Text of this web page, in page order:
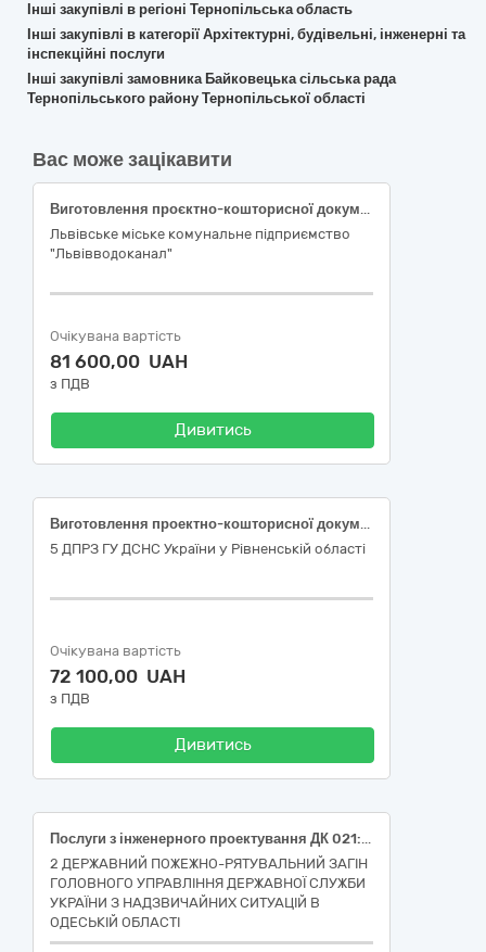
Інші закупівлі в регіоні Тернопільська область
Інші закупівлі в категорії Архітектурні, будівельні, інженерні та
інспекційні послуги
Інші закупівлі замовника Байковецька сільська рада
Тернопільського району Тернопільської області
Вас може зацікавити
Виготовлення проєктно-кошторисної документації (стадія ескізний проєкт) по об’єкту: «Реконструкція будівлі блоку термообробки під офісні приміщення, диспетчерську КОС та Біогазу за адресою: вул. Пластова, 13 у м. Львові»
Львівське міське комунальне підприємство
"Львівводоканал"
Очікувана вартість
81 600,00 UAH
з ПДВ
Дивитись
Виготовлення проектно-кошторисної документації з проведенням експертизи кошторису проекту “Капітальний ремонт покрівлі гаражу на 3 виїзди 12 державної пожежно-рятувальної частини 5 державного пожежно-рятувального загону ГУ ДСНС України у Рівненській області за адресою: м. Вараш вул. Правика, 1”
5 ДПРЗ ГУ ДСНС України у Рівненській області
Очікувана вартість
72 100,00 UAH
з ПДВ
Дивитись
Послуги з інженерного проектування ДК 021:2015: 71320000-7 (Послуги з розробки проєктно-кошторисної документації з проведенням експертизи кошторису проєкту по об'єкту: “Поточний ремонт існуючої системи центрального опалення із встановленням резервного твердопаливного котла та влаштуванням системи обв’язки котла в будівлі 14 ДПРЧ 2 ДПРЗ ГУ ДСНС України за адресою: Одеська область, Одеський район, м. Теплодар, вул. Хімічна, 134”)
2 ДЕРЖАВНИЙ ПОЖЕЖНО-РЯТУВАЛЬНИЙ ЗАГІН
ГОЛОВНОГО УПРАВЛІННЯ ДЕРЖАВНОЇ СЛУЖБИ
УКРАЇНИ З НАДЗВИЧАЙНИХ СИТУАЦІЙ В
ОДЕСЬКІЙ ОБЛАСТІ